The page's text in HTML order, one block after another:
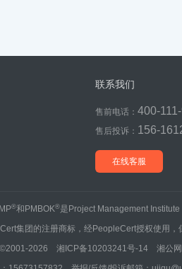
联系我们
售前电话： 400-111-
售后投诉： 156-
在线客服
®和PMBOK®是Project Management Institute
集团的注册商标，经PeopleCert授权使用，
2026 湘ICP备10203241号-14
湘公